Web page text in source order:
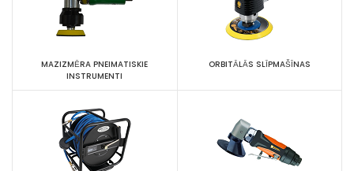
MAZIZMĒRA PNEIMATISKIE
INSTRUMENTI
ORBITĀLĀS SLĪPMAŠĪNAS